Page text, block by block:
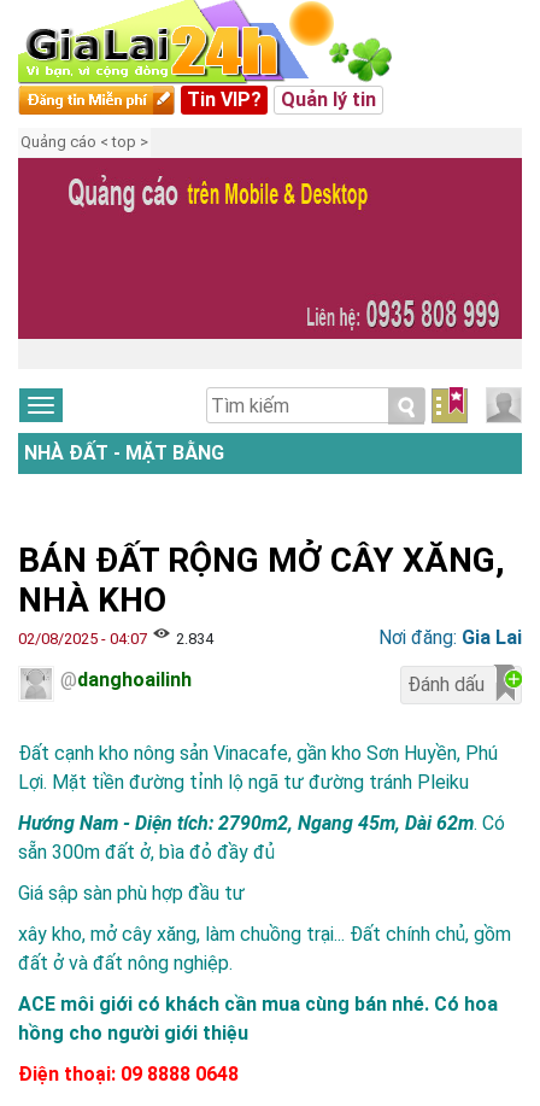
Tin VIP? Quản lý tin
Quảng cáo < top >
NHÀ ĐẤT - MẶT BẰNG
BÁN ĐẤT RỘNG MỞ CÂY XĂNG,
NHÀ KHO
02/08/2025 - 04:07 2.834 Nơi đăng: Gia Lai
@danghoailinh
Đất cạnh kho nông sản Vinacafe, gần kho Sơn Huyền, Phú
Lợi. Mặt tiền đường tỉnh lộ ngã tư đường tránh Pleiku
Hướng Nam - Diện tích: 2790m2, Ngang 45m, Dài 62m. Có
sẵn 300m đất ở, bìa đỏ đầy đủ
Giá sập sàn phù hợp đầu tư
xây kho, mở cây xăng, làm chuồng trại... Đất chính chủ, gồm
đất ở và đất nông nghiệp.
ACE môi giới có khách cần mua cùng bán nhé. Có hoa
hồng cho người giới thiệu
Điện thoại: 09 8888 0648